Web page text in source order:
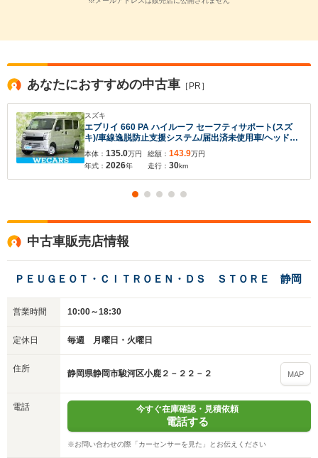
あなたにおすすめの中古車 ［PR］
スズキ
エブリイ 660 PA ハイルーフ セーフティサポート(スズ
キ)/車線逸脱防止支援システム/届出済未使用車/ヘッドラ
ンプ LED/USBジャック/アイドリングストップ/禁煙車/エ
アバッグ 運転席/エアバッグ 助手席
本体： 135.0万円
年式： 2026年
総額： 143.9万円
走行： 30km
中古車販売店情報
ＰＥＵＧＥＯＴ・ＣＩＴＲＯＥＮ・ＤＳ ＳＴＯＲＥ 静岡
営業時間 10:00～18:30
定休日 毎週 月曜日・火曜日
住所 静岡県静岡市駿河区小鹿２－２２－２ MAP
電話 今すぐ在庫確認・見積依頼
電話する
※お問い合わせの際「カーセンサーを見た」とお伝えください